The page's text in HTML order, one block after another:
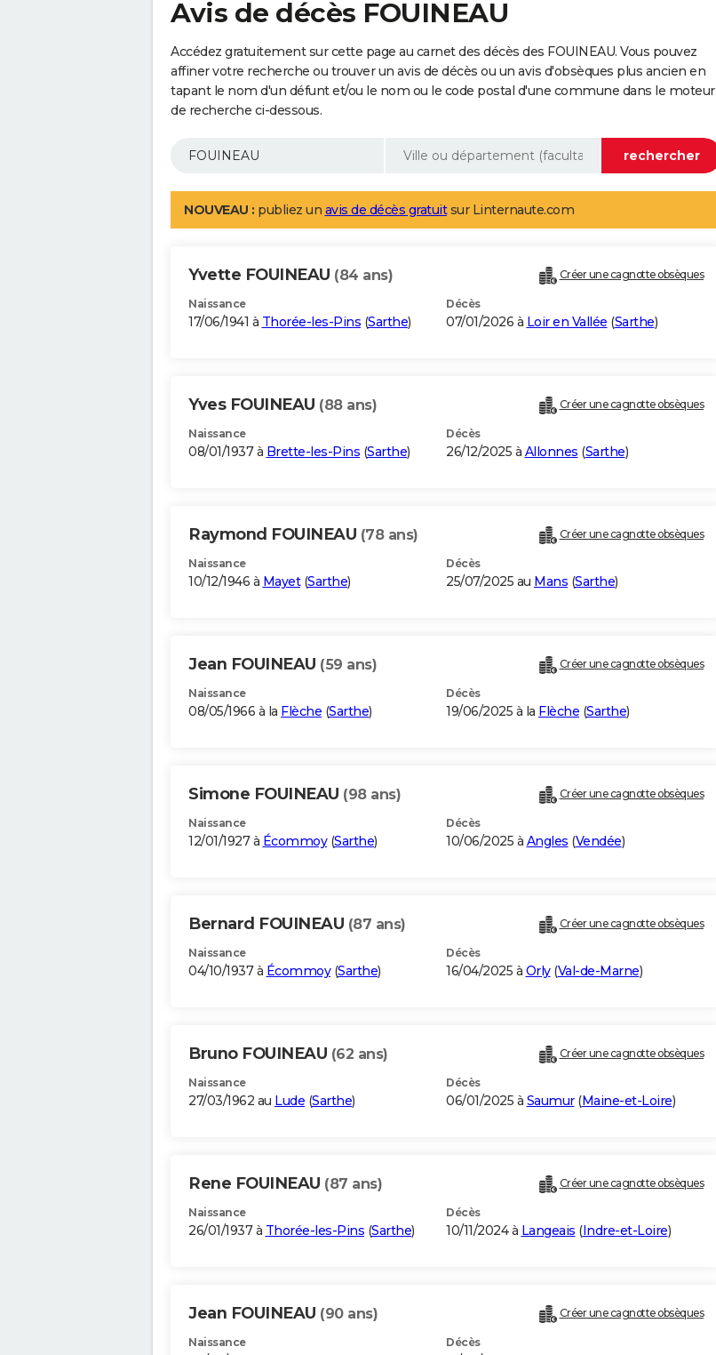
Avis de décès FOUINEAU
Accédez gratuitement sur cette page au carnet des décès des FOUINEAU. Vous pouvez
affiner votre recherche ou trouver un avis de décès ou un avis d'obsèques plus ancien en
tapant le nom d'un défunt et/ou le nom ou le code postal d'une commune dans le moteur
de recherche ci-dessous.
NOUVEAU : publiez un avis de décès gratuitsur Linternaute.com
Yvette FOUINEAU (84 ans) Créer une cagnotte obsèques
Naissance
17/06/1941 à Thorée-les-Pins (Sarthe)
Décès
07/01/2026 à Loir en Vallée (Sarthe)
Yves FOUINEAU (88 ans) Créer une cagnotte obsèques
Naissance
08/01/1937 à Brette-les-Pins (Sarthe)
Décès
26/12/2025 à Allonnes (Sarthe)
Raymond FOUINEAU (78 ans) Créer une cagnotte obsèques
Naissance
10/12/1946 à Mayet(Sarthe)
Décès
25/07/2025 au Mans (Sarthe)
Jean FOUINEAU (59 ans) Créer une cagnotte obsèques
Naissance
08/05/1966 à la Flèche (Sarthe)
Décès
19/06/2025 à la Flèche (Sarthe)
Simone FOUINEAU (98 ans) Créer une cagnotte obsèques
Naissance
12/01/1927 à Écommoy(Sarthe)
Décès
10/06/2025 à Angles (Vendée)
Bernard FOUINEAU (87 ans) Créer une cagnotte obsèques
Naissance
04/10/1937 à Écommoy(Sarthe)
Décès
16/04/2025 à Orly(Val-de-Marne)
Bruno FOUINEAU (62 ans) Créer une cagnotte obsèques
Naissance
27/03/1962 au Lude (Sarthe)
Décès
06/01/2025 à Saumur(Maine-et-Loire)
Rene FOUINEAU (87 ans) Créer une cagnotte obsèques
Naissance
26/01/1937 à Thorée-les-Pins (Sarthe)
Décès
10/11/2024 à Langeais (Indre-et-Loire)
Jean FOUINEAU (90 ans) Créer une cagnotte obsèques
Naissance Décès